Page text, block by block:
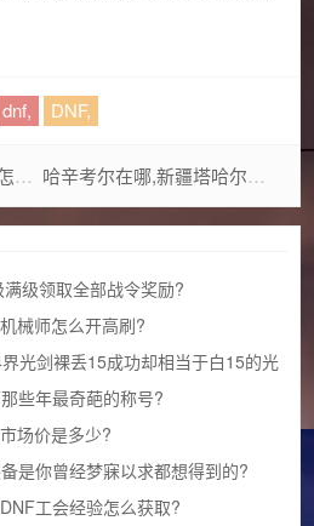
dnf, DNF,
? 哈辛考尔在哪,新疆塔哈尔城在什么地方?
级领取全部战令奖励?
械师怎么开高刷?
光剑裸丢15成功却相当于白15的光
些年最奇葩的称号?
场价是多少?
是你曾经梦寐以求都想得到的?
工会经验怎么获取?